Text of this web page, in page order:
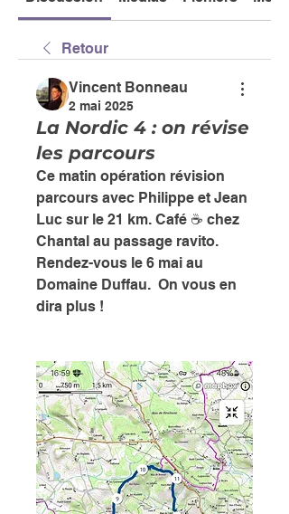
Retour
Vincent Bonneau
2 mai 2025
La Nordic 4 : on révise
les parcours
Ce matin opération révision
parcours avec Philippe et Jean
Luc sur le 21 km. Café ☕️ chez
Chantal au passage ravito.
Rendez-vous le 6 mai au
Domaine Duffau.  On vous en
dira plus !